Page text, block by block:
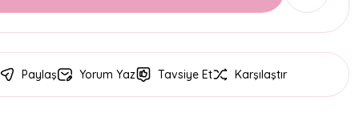
Paylaş Yorum Yaz Tavsiye Et Karşılaştır